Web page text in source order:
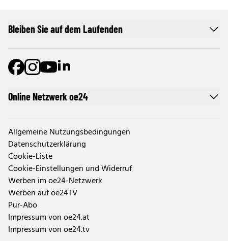
Online Netzwerk oe24
Allgemeine Nutzungsbedingungen
Datenschutzerklärung
Cookie-Liste
Cookie-Einstellungen und Widerruf
Werben im oe24-Netzwerk
Werben auf oe24TV
Pur-Abo
Impressum von oe24.at
Impressum von oe24.tv
Bleiben Sie auf dem Laufenden